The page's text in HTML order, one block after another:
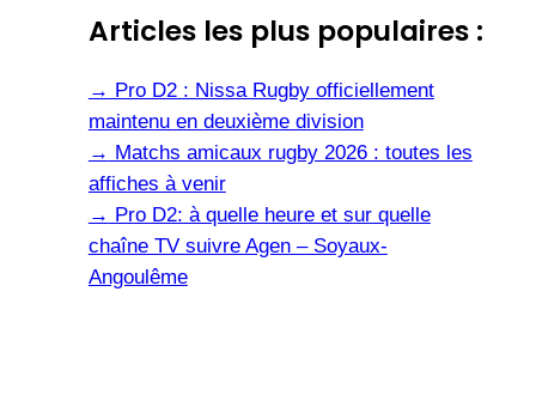
Articles les plus populaires :
→ Pro D2 : Nissa Rugby officiellement
maintenu en deuxième division
→ Matchs amicaux rugby 2026 : toutes les
affiches à venir
→ Pro D2: à quelle heure et sur quelle
chaîne TV suivre Agen – Soyaux-
Angoulême